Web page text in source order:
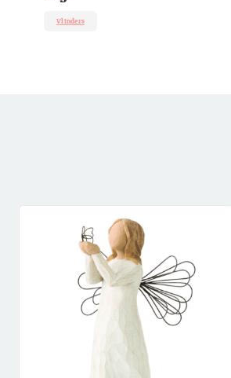
Vlinders